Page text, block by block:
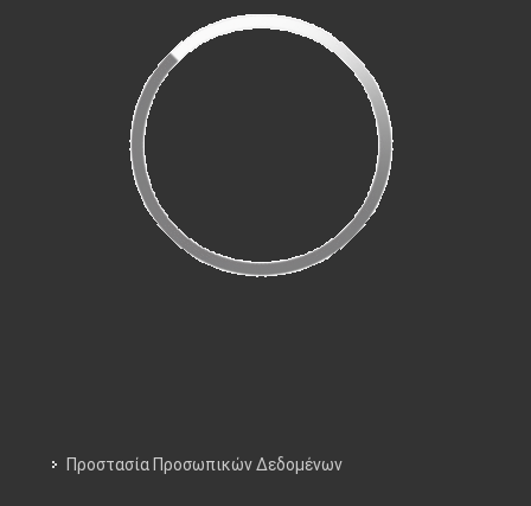
Προστασία Προσωπικών Δεδομένων